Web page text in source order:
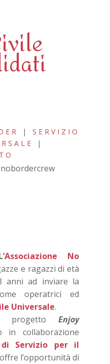
| SERVIZIO
|
Associazione No
e ragazzi di età
anni ad inviare la
operatrici ed
Universale.
progettoEnjoy
in collaborazione
Servizio per il
l’opportunità di